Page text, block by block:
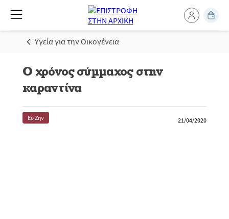
Υγεία για την Οικογένεια
Ο χρόνος σύμμαχος στην
καραντίνα
Ευ Ζην 21/04/2020